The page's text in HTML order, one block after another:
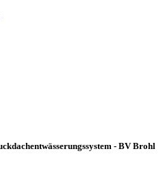
- BV Brohl